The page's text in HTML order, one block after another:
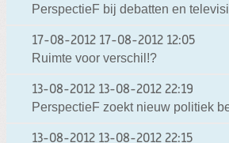
PerspectieF bij debatten en
17-08-2012 17-08-2012 12:05
Ruimte voor verschil!?
13-08-2012 13-08-2012 22:19
PerspectieF zoekt nieuw politiek
13-08-2012 13-08-2012 22:15